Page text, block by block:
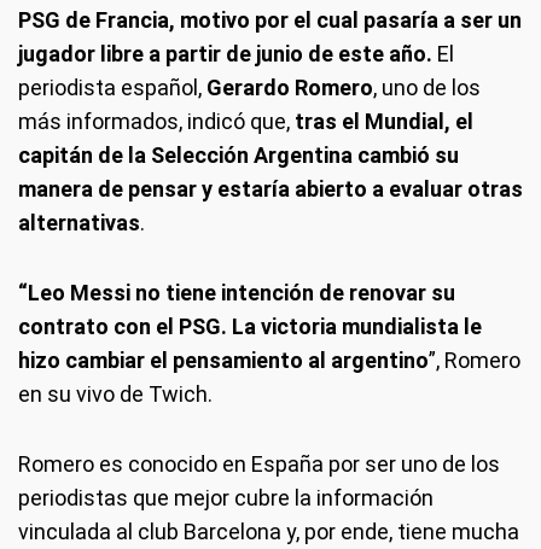
PSG de Francia, motivo por el cual pasaría a ser un
jugador libre a partir de junio de este año. El
periodista español, Gerardo Romero, uno de los
más informados, indicó que, tras el Mundial, el
capitán de la Selección Argentina cambió su
manera de pensar y estaría abierto a evaluar otras
alternativas.
“Leo Messi no tiene intención de renovar su
contrato con el PSG. La victoria mundialista le
hizo cambiar el pensamiento al argentino”, Romero
en su vivo de Twich.
Romero es conocido en España por ser uno de los
periodistas que mejor cubre la información
vinculada al club Barcelona y, por ende, tiene mucha